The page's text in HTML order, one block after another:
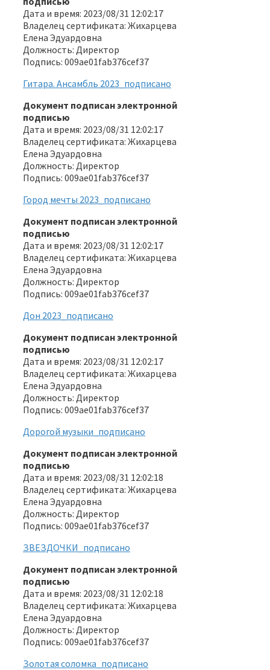
Дата и время: 2023/08/31 12:02:17
Владелец сертификата: Жихарцева
Елена Эдуардовна
Должность: Директор
Подпись: 009ae01fab376cef37
Гитара. Ансамбль 2023_подписано
Документ подписан электронной
подписью
Дата и время: 2023/08/31 12:02:17
Владелец сертификата: Жихарцева
Елена Эдуардовна
Должность: Директор
Подпись: 009ae01fab376cef37
Город мечты 2023_подписано
Документ подписан электронной
подписью
Дата и время: 2023/08/31 12:02:17
Владелец сертификата: Жихарцева
Елена Эдуардовна
Должность: Директор
Подпись: 009ae01fab376cef37
Дон 2023_подписано
Документ подписан электронной
подписью
Дата и время: 2023/08/31 12:02:17
Владелец сертификата: Жихарцева
Елена Эдуардовна
Должность: Директор
Подпись: 009ae01fab376cef37
Дорогой музыки_подписано
Документ подписан электронной
подписью
Дата и время: 2023/08/31 12:02:18
Владелец сертификата: Жихарцева
Елена Эдуардовна
Должность: Директор
Подпись: 009ae01fab376cef37
ЗВЕЗДОЧКИ_подписано
Документ подписан электронной
подписью
Дата и время: 2023/08/31 12:02:18
Владелец сертификата: Жихарцева
Елена Эдуардовна
Должность: Директор
Подпись: 009ae01fab376cef37
Золотая соломка_подписано